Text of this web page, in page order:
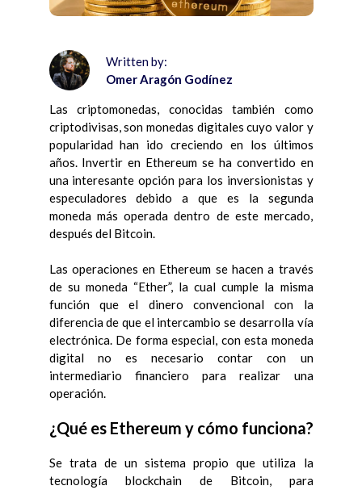
Written by:
Omer Aragón Godínez
Las criptomonedas, conocidas también como
criptodivisas, son monedas digitales cuyo valor y
popularidad han ido creciendo en los últimos
años. Invertir en Ethereum se ha convertido en
una interesante opción para los inversionistas y
especuladores debido a que es la segunda
moneda más operada dentro de este mercado,
después del Bitcoin.
Las operaciones en Ethereum se hacen a través
de su moneda “Ether”, la cual cumple la misma
función que el dinero convencional con la
diferencia de que el intercambio se desarrolla vía
electrónica. De forma especial, con esta moneda
digital no es necesario contar con un
intermediario financiero para realizar una
operación.
¿Qué es Ethereum y cómo funciona?
Se trata de un sistema propio que utiliza la
tecnología blockchain de Bitcoin, para